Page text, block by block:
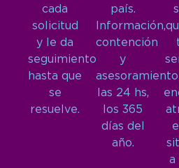
cada
solicitud
y le da
seguimiento
hasta que
se
resuelve.
país.
Información,
contención
y
asesoramiento
las 24 hs,
los 365
días del
año.
a